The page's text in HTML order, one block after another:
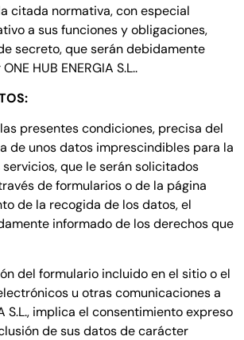
citada normativa, con especial
a sus funciones y obligaciones,
secreto, que serán debidamente
HUB ENERGIA S.L..
presentes condiciones, precisa del
de unos datos imprescindibles para la
que le serán solicitados
de formularios o de la página
de la recogida de los datos, el
informado de los derechos que
del formulario incluido en el sitio o el
u otras comunicaciones a
S.L., implica el consentimiento expreso
de sus datos de carácter